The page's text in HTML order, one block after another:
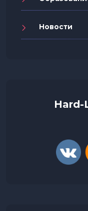
Новости
Hard-